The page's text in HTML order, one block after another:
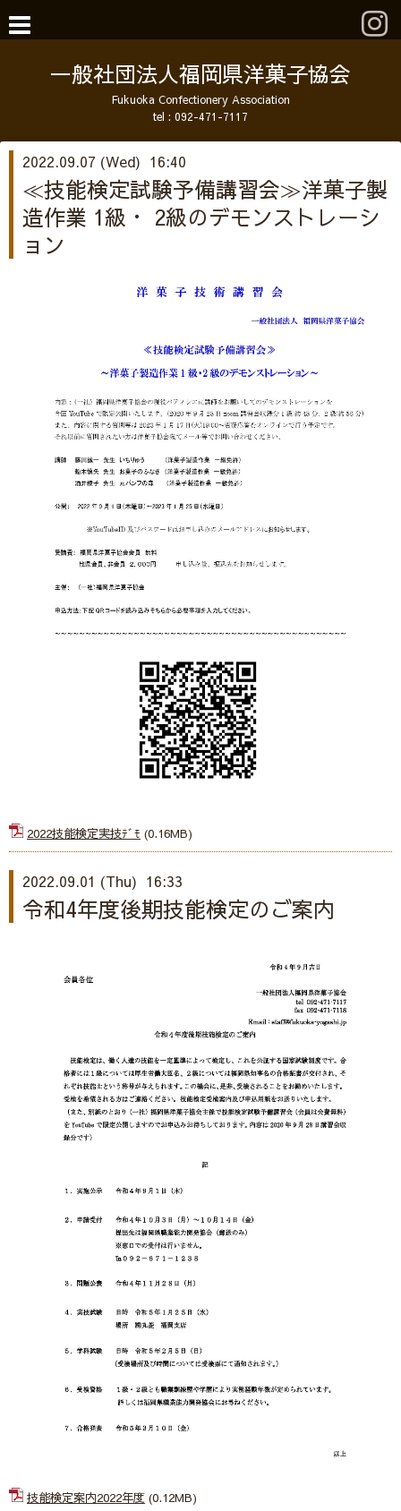
一般社団法人福岡県洋菓子協会
Fukuoka Confectionery Association
tel : 092-471-7117
2022.09.07 (Wed) 16:40
≪技能検定試験予備講習会≫洋菓子製
造作業 1級・ 2級のデモンストレーシ
ョン
2022技能検定実技ﾃﾞﾓ (0.16MB)
2022.09.01 (Thu) 16:33
令和4年度後期技能検定のご案内
技能検定案内2022年度 (0.12MB)